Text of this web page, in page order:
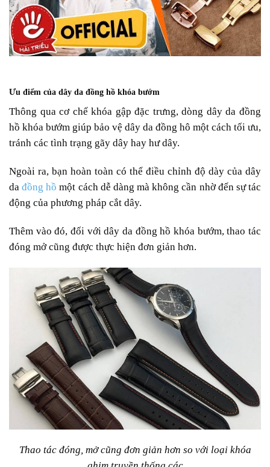
Ưu điểm của dây da đồng hồ khóa bướm
Thông qua cơ chế khóa gập đặc trưng, dòng dây da đồng
hồ khóa bướm giúp bảo vệ dây da đồng hô một cách tối ưu,
tránh các tình trạng gãy dây hay hư dây.
Ngoài ra, bạn hoàn toàn có thể điều chỉnh độ dày của dây
dađồng hồ một cách dễ dàng mà không cần nhờ đến sự tác
động của phương pháp cắt dây.
Thêm vào đó, đối với dây da đồng hồ khóa bướm, thao tác
đóng mở cũng được thực hiện đơn giản hơn.
Thao tác đóng, mở cũng đơn giản hơn so với loại khóa